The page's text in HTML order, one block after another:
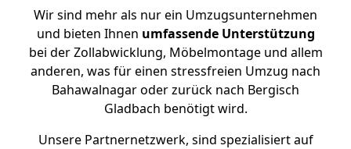
Wir sind mehr als nur ein Umzugsunternehmen
und bieten Ihnen umfassende Unterstützung
bei der Zollabwicklung, Möbelmontage und allem
anderen, was für einen stressfreien Umzug nach
Bahawalnagar oder zurück nach Bergisch
Gladbach benötigt wird.
Unsere Partnernetzwerk, sind spezialisiert auf